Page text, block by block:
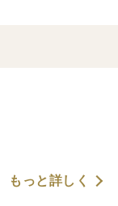
もっと詳しく